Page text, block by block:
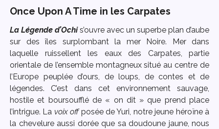
Once Upon A Time in les Carpates
La Légende d’Ochis’ouvre avec un superbe plan d’aube
sur des îles surplombant la mer Noire. Mer dans
laquelle ruissellent les eaux des Carpates, partie
orientale de l’ensemble montagneux situé au centre de
l’Europe peuplée d’ours, de loups, de contes et de
légendes. C’est dans cet environnement sauvage,
hostile et boursoufflé de « on dit » que prend place
l’intrigue. La voix offposée de Yuri, notre jeune héroïne à
la chevelure aussi dorée que sa doudoune jaune, nous